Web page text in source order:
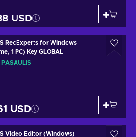
USD
RecExperts for Windows
1 PC) Key GLOBAL
PASAULIS
USD
Video Editor (Windows)